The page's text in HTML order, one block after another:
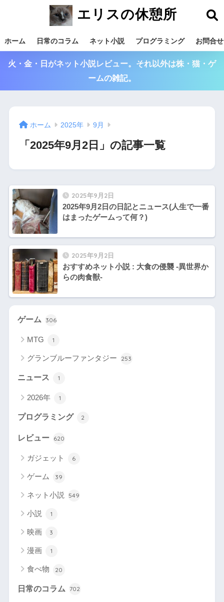
エリスの休憩所
ホーム 日常のコラム ネット小説 プログラミング お問合せ
火・金・日がネット小説レビュー。それ以外は株・猫・ゲ
ームの雑記。
ホーム 2025年 9月
「2025年9月2日」の記事一覧
2025年9月2日
2025年9月2日の日記とニュース(人生で一番
はまったゲームって何？)
2025年9月2日
おすすめネット小説 : 大食の侵襲 -異世界か
らの肉食獣-
ゲーム 306
MTG 1
グランブルーファンタジー 253
ニュース 1
2026年 1
プログラミング 2
レビュー 620
ガジェット 6
ゲーム 39
ネット小説 549
小説 1
映画 3
漫画 1
食べ物 20
日常のコラム 702